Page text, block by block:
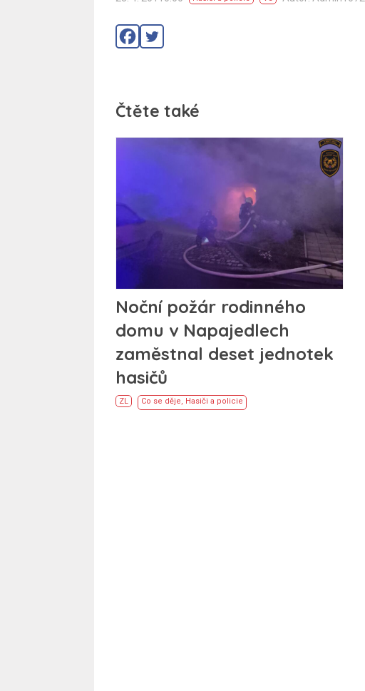
Čtěte také
Noční požár rodinného
domu v Napajedlech
zaměstnal deset jednotek
hasičů
ZL Co se děje, Hasiči a policie